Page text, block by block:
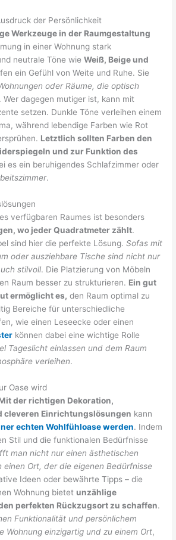
der Persönlichkeit
Werkzeuge in der Raumgestaltung
in einer Wohnung stark
neutrale Töne wieWeiß, Beige und
ein Gefühl von Weite und Ruhe. Sie
oder Räume, die optisch
. Wer dagegen mutiger ist, kann mit
setzen. Dunkle Töne verleihen einem
während lebendige Farben wie Rot
Letztlich sollten Farben den
und zur Funktion des
es ein beruhigendes Schlafzimmer oder
.
verfügbaren Raumes ist besonders
wo jeder Quadratmeter zählt.
sind hier die perfekte Lösung.Sofas mit
oder ausziehbare Tische sind nicht nur
stilvoll. Die Platzierung von Möbeln
Raum besser zu strukturieren. Ein gut
ermöglicht es, den Raum optimal zu
Bereiche für unterschiedliche
wie einen Leseecke oder einen
können dabei eine wichtige Rolle
Tageslicht einlassen und dem Raum
verleihen.
Oase wird
der richtigen Dekoration,
cleveren Einrichtungslösungen kann
echten Wohlfühloase werden. Indem
Stil und die funktionalen Bedürfnisse
man nicht nur einen ästhetischen
einen Ort, der die eigenen Bedürfnisse
Ideen oder bewährte Tipps – die
Wohnung bietet unzählige
perfekten Rückzugsort zu schaffen.
Funktionalität und persönlichem
Wohnung einzigartig und zu einem Ort,